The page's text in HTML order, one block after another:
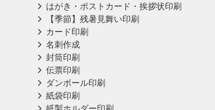
はがき・ポストカード・挨拶状印刷
【季節】残暑見舞い印刷
カード印刷
名刺作成
封筒印刷
伝票印刷
ダンボール印刷
紙袋印刷